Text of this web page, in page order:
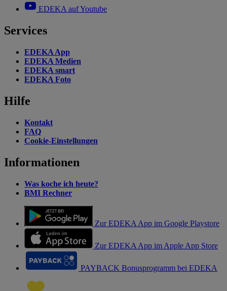
EDEKA auf Youtube
Services
EDEKA App
EDEKA Medien
EDEKA smart
EDEKA Foto
Hilfe
Kontakt
FAQ
Cookie-Einstellungen
Informationen
Was koche ich heute?
BMI Rechner
Zur EDEKA App im Google Playstore
Zur EDEKA App im Apple App Store
PAYBACK Bonusprogramm bei EDEKA